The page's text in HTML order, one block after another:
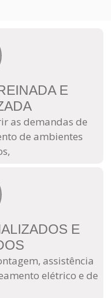
E
as demandas de
de ambientes
E
assistência
elétrico e de